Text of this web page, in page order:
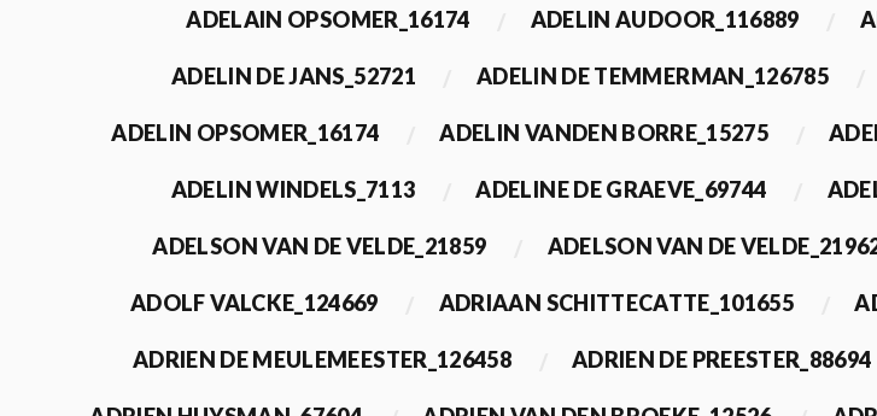
ADELAIN OPSOMER_16174 ADELIN AUDOOR_116889
ADELIN DE JANS_52721 ADELIN DE TEMMERMAN_126785
ADELIN OPSOMER_16174 ADELIN VANDEN BORRE_15275
ADELIN WINDELS_7113 ADELINE DE GRAEVE_69744
ADELSON VAN DE VELDE_21859 ADELSON VAN DE
ADOLF VALCKE_124669 ADRIAAN SCHITTECATTE_101655
ADRIEN DE MEULEMEESTER_126458 ADRIEN DE PREESTER_88694